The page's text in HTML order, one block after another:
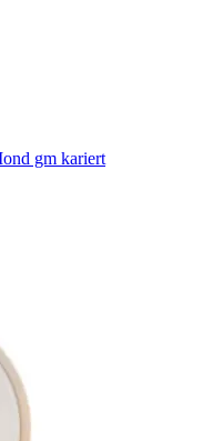
gm kariert